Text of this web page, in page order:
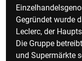
Gegründet wurde
Leclerc, der
Die Gruppe
und Supermärkte